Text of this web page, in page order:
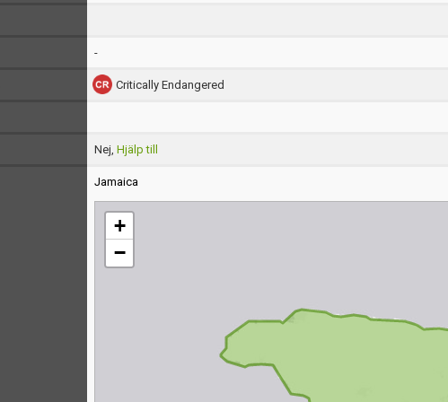
-
Critically Endangered
Nej, Hjälp till
Jamaica
+
−